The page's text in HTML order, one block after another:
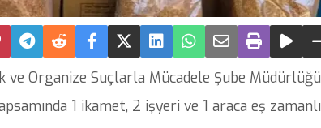
ve Organize Suçlarla Mücadele Şube Müdürlüğü
1 ikamet, 2 işyeri ve 1 araca eş zamanlı